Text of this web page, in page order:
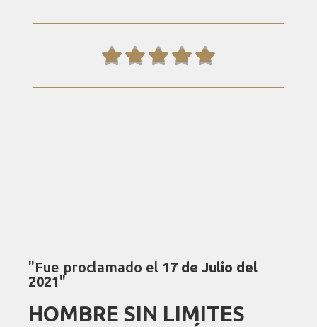

"Fue proclamado el 17 de Julio del
2021"
HOMBRE SIN LIMITES